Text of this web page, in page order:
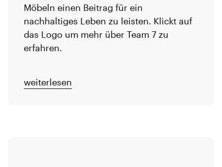
Möbeln einen Beitrag für ein
nachhaltiges Leben zu leisten. Klickt auf
das Logo um mehr über Team 7 zu
erfahren.
weiterlesen